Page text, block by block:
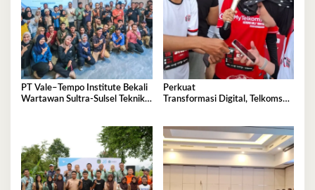
PT Vale–Tempo Institute Bekali
Wartawan Sultra-Sulsel Teknik
Perkuat
Transformasi Digital, Telkomsel